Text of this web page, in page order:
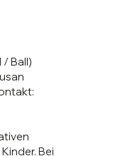
/ Ball)
Bei